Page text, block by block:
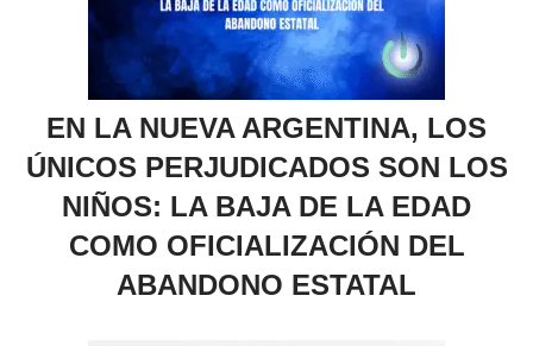
EN LA NUEVA ARGENTINA, LOS
ÚNICOS PERJUDICADOS SON LOS
NIÑOS: LA BAJA DE LA EDAD
COMO OFICIALIZACIÓN DEL
ABANDONO ESTATAL